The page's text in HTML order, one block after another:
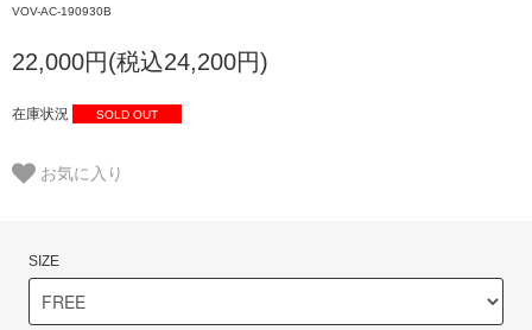
VOV-AC-190930B
22,000円(税込24,200円)
在庫状況 SOLD OUT
お気に入り
SIZE